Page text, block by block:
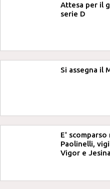
Attesa per il
serie D
Si assegna il
E'
Paolinelli,
Vigor e Jesina